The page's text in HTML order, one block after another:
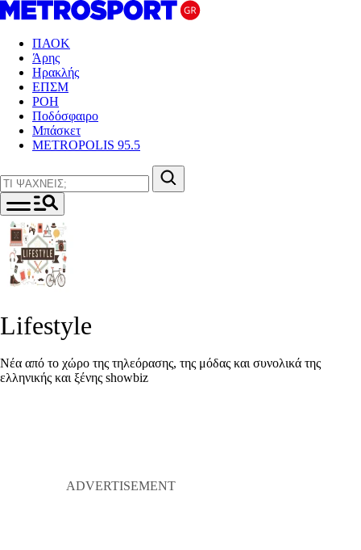
ΠΑΟΚ
Άρης
Ηρακλής
ΕΠΣΜ
ΡΟΗ
Ποδόσφαιρο
Μπάσκετ
METROPOLIS 95.5
Lifestyle
Νέα από το χώρο της τηλεόρασης, της μόδας και συνολικά της
ελληνικής και ξένης showbiz